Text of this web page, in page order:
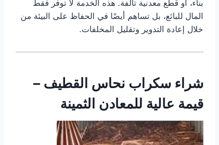
بناء، أو قطع معدنية تالفة. هذه الخدمة لا توفر فقط
المال للبائع، بل تساهم أيضًا في الحفاظ على البيئة من
خلال إعادة التدوير وتقليل المخلفات.
شراء سكراب نحاس القطيف –
قيمة عالية للمعادن الثمينة